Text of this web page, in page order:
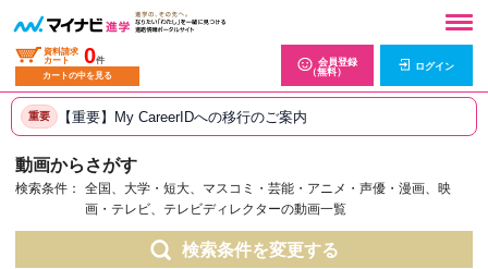
資料請求
カート
0件
カートの中を見る
会員登録
（無料）
ログイン
重要 【重要】My CareerIDへの移行のご案内
動画からさがす
検索条件：
全国、大学・短大、マスコミ・芸能・アニメ・声優・漫画、映
画・テレビ、テレビディレクターの動画一覧
検索条件を変更する